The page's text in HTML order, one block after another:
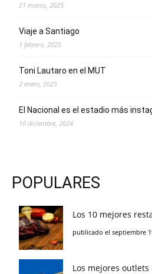
21 marzo, 2025
Viaje a Santiago
1 febrero, 2025
Toni Lautaro en el MUT
2 enero, 2025
El Nacional es el estadio más
10 diciembre, 2024
POPULARES
Los 10 mejores
publicado el septiembre
Los mejores outlets